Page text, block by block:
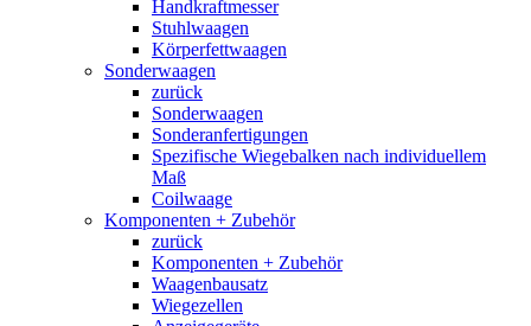
Handkraftmesser
Stuhlwaagen
Körperfettwaagen
Sonderwaagen
zurück
Sonderwaagen
Sonderanfertigungen
Spezifische Wiegebalken nach individuellem
Maß
Coilwaage
Komponenten + Zubehör
zurück
Komponenten + Zubehör
Waagenbausatz
Wiegezellen